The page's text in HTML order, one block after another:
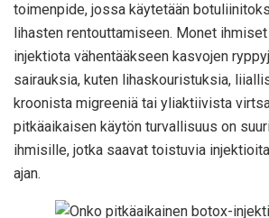
toimenpide, jossa käytetään
lihasten rentouttamiseen. Monet
injektiota vähentääkseen kasvojen
sairauksia, kuten lihaskouristuksia,
kroonista migreeniä tai yliaktiivista
pitkäaikaisen käytön turvallisuus on
ihmisille, jotka saavat toistuvia
ajan.